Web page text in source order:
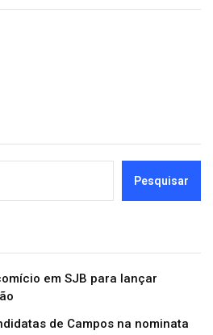
Pesquisar
em SJB para lançar
de Campos na nominata